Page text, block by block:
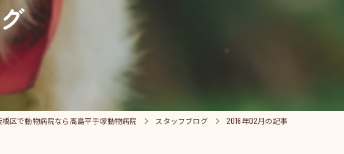
ペットホテル
トリミング
橋区で動物病院なら高島平手塚動物病院 スタッフブログ 2016年02月の記事